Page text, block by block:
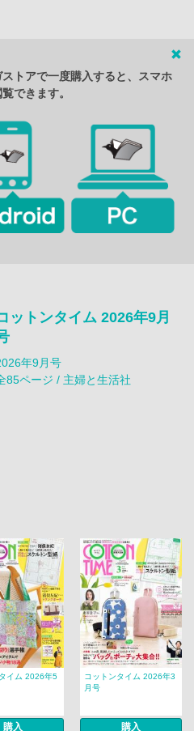
トアで一度購入すると、スマホ
できます。
ットンタイム 2026年9月
年9月号
85ページ / 主婦と生活社
イム 2026年5
購入
コットンタイム 2026年3
月号
購入